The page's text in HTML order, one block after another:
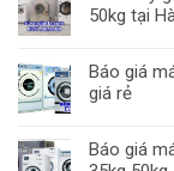
50kg tại
Báo giá
giá rẻ
Báo giá